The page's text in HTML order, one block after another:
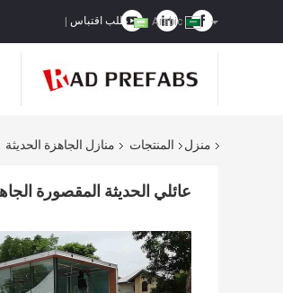
طلب اقتباس
منزل المنتجات منازل الجاهزة الحديثة
عائلي الحديثة المقصورة